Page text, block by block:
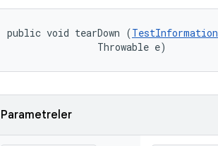
public void tearDown (TestInformation
                Throwable e)
Parametreler